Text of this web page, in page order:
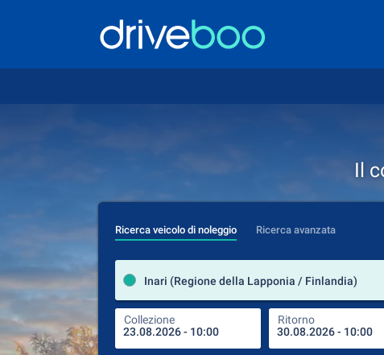
Il
Ricerca veicolo di noleggio Ricerca avanzata
Inari (Regione della Lapponia / Finlandia)
Collezione Ritorno